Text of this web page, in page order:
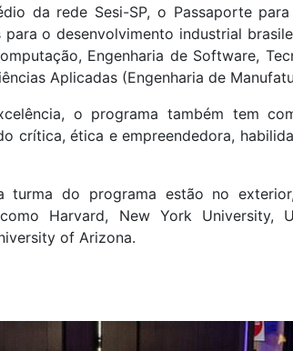
da rede Sesi-SP, o Passaporte
o desenvolvimento industrial
Engenharia de Software,
Aplicadas (Engenharia de
o programa também tem
crítica, ética e empreendedora,
turma do programa estão no
Harvard, New York University,
of Arizona.